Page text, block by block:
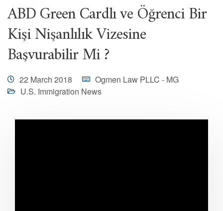
ABD Green Cardlı ve Öğrenci Bir
Kişi Nişanlılık Vizesine
Başvurabilir Mi ?
22 March 2018
Ogmen Law PLLC - MG
U.S. Immigration News